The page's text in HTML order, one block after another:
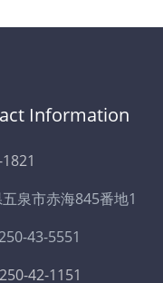
Information
泉市赤海845番地1
43-5551
42-1151